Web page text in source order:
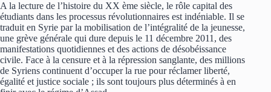
A la lecture de l’histoire du XX ème siècle, le rôle capital des
étudiants dans les processus révolutionnaires est indéniable. Il se
traduit en Syrie par la mobilisation de l’intégralité de la jeunesse,
une grève générale qui dure depuis le 11 décembre 2011, des
manifestations quotidiennes et des actions de désobéissance
civile. Face à la censure et à la répression sanglante, des millions
de Syriens continuent d’occuper la rue pour réclamer liberté,
égalité et justice sociale ; ils sont toujours plus déterminés à en